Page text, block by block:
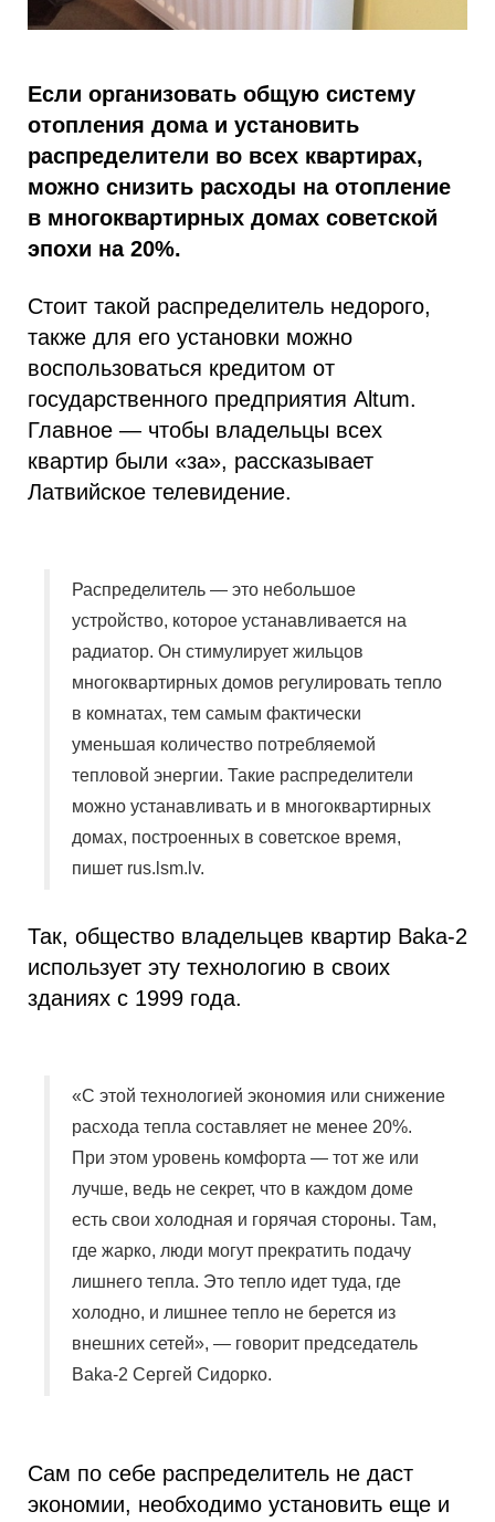
Если организовать общую систему
отопления дома и установить
распределители во всех квартирах,
можно снизить расходы на отопление
в многоквартирных домах советской
эпохи на 20%.
Стоит такой распределитель недорого,
также для его установки можно
воспользоваться кредитом от
государственного предприятия Altum.
Главное — чтобы владельцы всех
квартир были «за», рассказывает
Латвийское телевидение.
Распределитель — это небольшое
устройство, которое устанавливается на
радиатор. Он стимулирует жильцов
многоквартирных домов регулировать тепло
в комнатах, тем самым фактически
уменьшая количество потребляемой
тепловой энергии. Такие распределители
можно устанавливать и в многоквартирных
домах, построенных в советское время,
пишет rus.lsm.lv.
Так, общество владельцев квартир Baka-2
использует эту технологию в своих
зданиях с 1999 года.
«С этой технологией экономия или снижение
расхода тепла составляет не менее 20%.
При этом уровень комфорта — тот же или
лучше, ведь не секрет, что в каждом доме
есть свои холодная и горячая стороны. Там,
где жарко, люди могут прекратить подачу
лишнего тепла. Это тепло идет туда, где
холодно, и лишнее тепло не берется из
внешних сетей», — говорит председатель
Baka-2 Сергей Сидорко.
Сам по себе распределитель не даст
экономии, необходимо установить еще и